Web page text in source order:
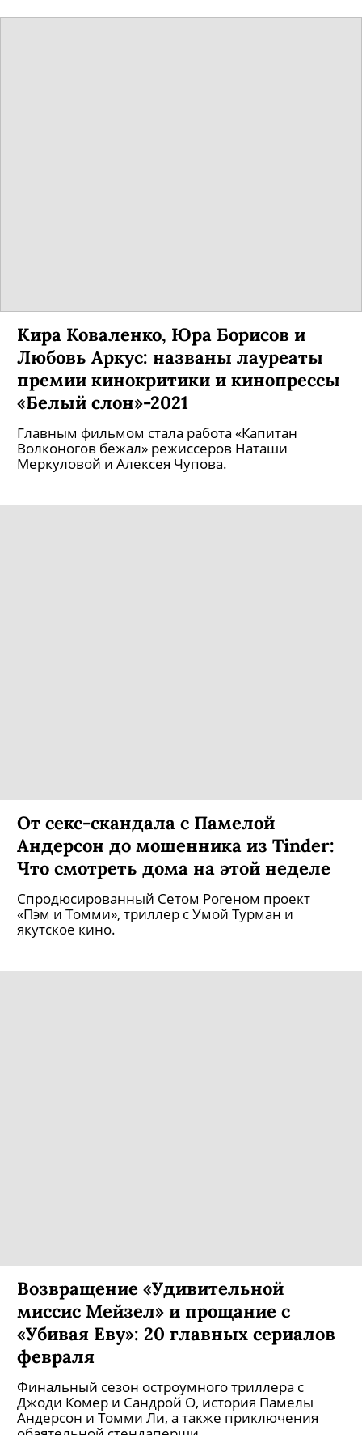
Кира Коваленко, Юра Борисов и
Любовь Аркус: названы лауреаты
премии кинокритики и кинопрессы
Главным фильмом стала работа «Капитан
Волконогов бежал» режиссеров Наташи
От секс-скандала с Памелой
Андерсон до мошенника из Tinder:
Что смотреть дома на этой неделе
Спродюсированный Сетом Рогеном проект
«Пэм и Томми», триллер с Умой Турман и
Возвращение «Удивительной
миссис Мейзел» и прощание с
«Убивая Еву»: 20 главных сериалов
февраля
Финальный сезон остроумного триллера с
Джоди Комер и Сандрой О, история Памелы